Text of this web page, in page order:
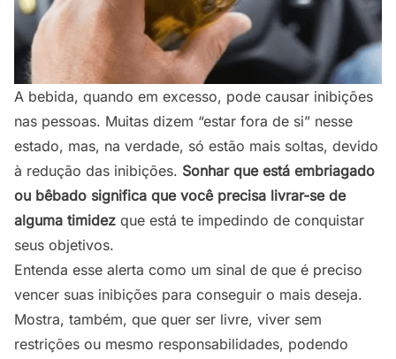
A bebida, quando em excesso, pode causar inibições
nas pessoas. Muitas dizem “estar fora de si” nesse
estado, mas, na verdade, só estão mais soltas, devido
à redução das inibições. Sonhar que está embriagado
ou bêbado significa que você precisa livrar-se de
alguma timidez que está te impedindo de conquistar
seus objetivos.
Entenda esse alerta como um sinal de que é preciso
vencer suas inibições para conseguir o mais deseja.
Mostra, também, que quer ser livre, viver sem
restrições ou mesmo responsabilidades, podendo